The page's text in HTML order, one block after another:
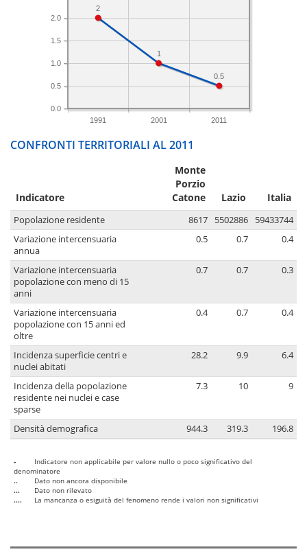
1991 2001 2011
0.0
0.5
1.0
1.5
2.0
0.5
1
2
CONFRONTI TERRITORIALI AL 2011
Indicatore
Monte
Porzio
Catone
Lazio Italia
Popolazione residente 8617 5502886
59433744
Variazione intercensuaria
annua
0.5 0.7 0.4
Variazione intercensuaria
popolazione con meno di 15
anni
0.7 0.7 0.3
Variazione intercensuaria
popolazione con 15 anni ed
oltre
0.4 0.7 0.4
Incidenza superficie centri e
nuclei abitati
28.2 9.9 6.4
Incidenza della popolazione
residente nei nuclei e case
sparse
7.3 10 9
Densità demografica 944.3 319.3 196.8
-
Indicatore non applicabile per valore nullo o poco significativo del
denominatore
..
Dato non ancora disponibile
...
Dato non rilevato
....
La mancanza o esiguità del fenomeno rende i valori non significativi